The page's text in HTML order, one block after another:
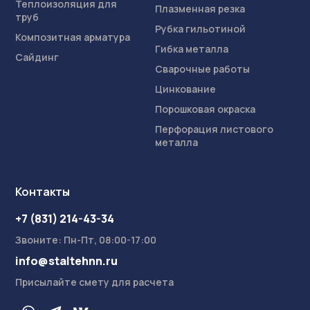
Теплоизоляция для
труб
Композитная арматура
Сайдинг
Плазменная резка
Рубка гильотиной
Гибка металла
Сварочные работы
Цинкование
Порошковая окраска
Перфорация листового
металла
Контакты
+7 (831) 214-43-34
Звоните: Пн-Пт, 08:00-17:00
info@staltehnn.ru
Присылайте смету для расчета